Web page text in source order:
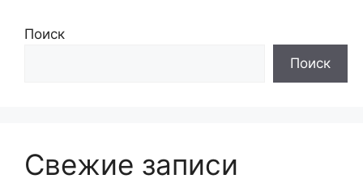
Поиск
Поиск
Свежие записи